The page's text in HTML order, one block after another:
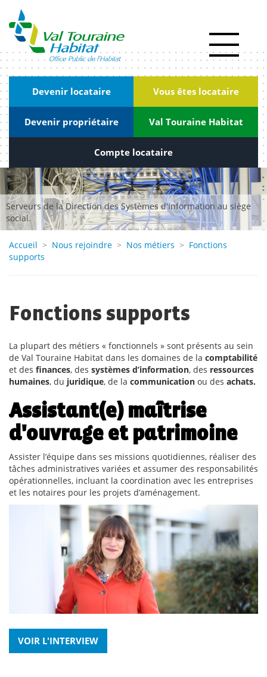
Actualités
RSE
|
Innovation
Kiosque
rejoindre
Marchés
publics
Contact
Devenir locataire Vous êtes locataire
Devenir propriétaire Val Touraine Habitat
Compte locataire
Serveurs de la Direction des Systèmes d'Information au siège
social.
Accueil > Nous rejoindre > Nos métiers > Fonctions
supports
Fonctions supports
La plupart des métiers « fonctionnels » sont présents au sein
de Val Touraine Habitat dans les domaines de la comptabilité
et des finances, des systèmes d’information, des ressources
humaines, du juridique, de la communication ou des achats.
Assistant(e) maîtrise
d'ouvrage et patrimoine
Assister l’équipe dans ses missions quotidiennes, réaliser des
tâches administratives variées et assumer des responsabilités
opérationnelles, incluant la coordination avec les entreprises
et les notaires pour les projets d’aménagement.
VOIR L'INTERVIEW